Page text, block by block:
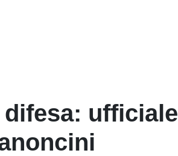
ufficiale